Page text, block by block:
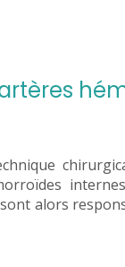
alors